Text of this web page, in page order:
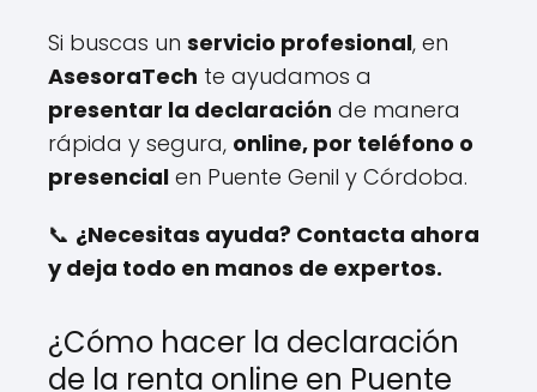
Si buscas un servicio profesional, en
AsesoraTech te ayudamos a
presentar la declaración de manera
rápida y segura, online, por teléfono o
presencial en Puente Genil y Córdoba.
📞 ¿Necesitas ayuda? Contacta ahora
y deja todo en manos de expertos.
¿Cómo hacer la declaración
de la renta online en Puente